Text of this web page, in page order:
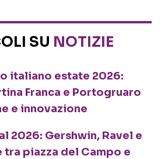
SU NOTIZIE
italiano estate 2026:
Franca e Portogruaro
e innovazione
2026: Gershwin, Ravel e
tra piazza del Campo e